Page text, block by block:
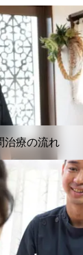
治療の流れ